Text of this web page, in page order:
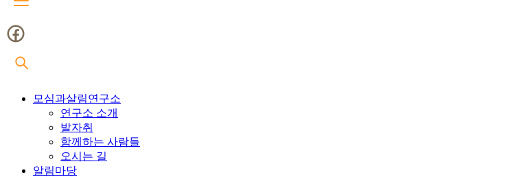
모심과살림연구소
연구소 소개
발자취
함께하는 사람들
오시는 길
알림마당